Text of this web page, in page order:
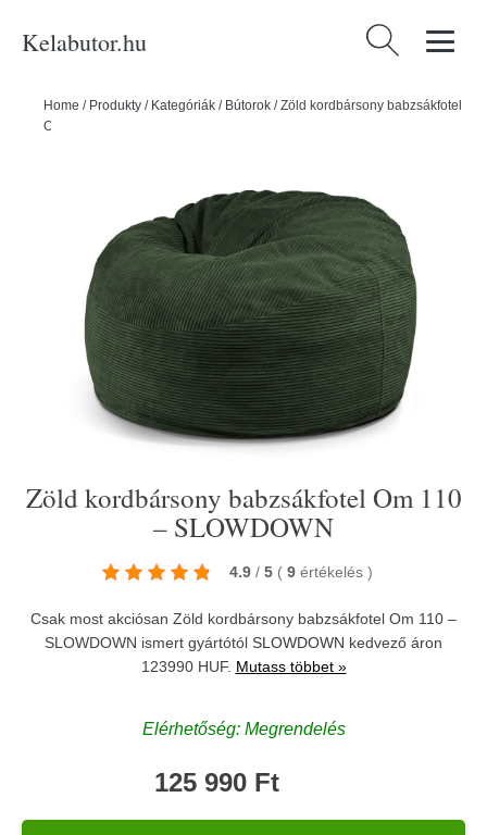
Kelabutor.hu Keresés:
Home / Produkty / Kategóriák / Bútorok /Zöld kordbársony babzsákfotel
Om 110 – SLOWDOWN
Zöld kordbársony babzsákfotel Om 110
– SLOWDOWN
4.9 / 5 ( 9 értékelés )
Csak most akciósan Zöld kordbársony babzsákfotel Om 110 –
SLOWDOWN ismert gyártótól SLOWDOWN kedvező áron
123990 HUF. Mutass többet »
Elérhetőség: Megrendelés
125 990 Ft